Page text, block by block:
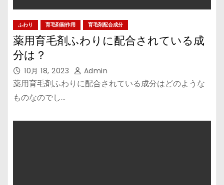
ふわり 育毛剤副作用 育毛剤配合成分
薬用育毛剤ふわりに配合されている成
分は？
10月 18, 2023 Admin
薬用育毛剤ふわりに配合されている成分はどのような
ものなのでし…